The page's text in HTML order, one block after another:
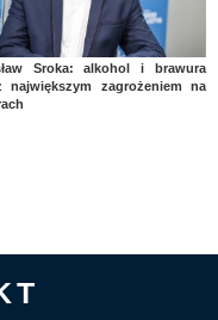
Sroka: alkohol i brawura
największym zagrożeniem na